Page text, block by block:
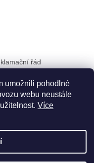
umožnili pohodlné
webu neustále
Více
řád
na stiahnutie